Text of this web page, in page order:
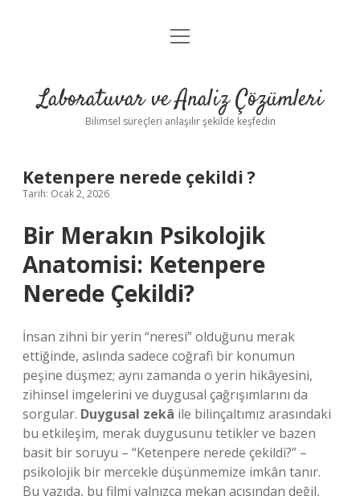
Anasayfa
Yasal Uyarı
menüyü
Laboratuvar ve Analiz Çözümleri
Bilimsel süreçleri anlaşılır şekilde keşfedin
Ketenpere nerede çekildi ?
Tarih: Ocak 2, 2026
Bir Merakın Psikolojik
Anatomisi: Ketenpere
Nerede Çekildi?
İnsan zihni bir yerin “neresi” olduğunu merak
ettiğinde, aslında sadece coğrafi bir konumun
peşine düşmez; aynı zamanda o yerin hikâyesini,
zihinsel imgelerini ve duygusal çağrışımlarını da
sorgular. Duygusal zekâ ile bilinçaltımız arasındaki
bu etkileşim, merak duygusunu tetikler ve bazen
basit bir soruyu – “Ketenpere nerede çekildi?” –
psikolojik bir mercekle düşünmemize imkân tanır.
Bu yazıda, bu filmi yalnızca mekan açısından değil,